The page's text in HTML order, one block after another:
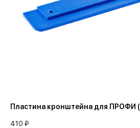
Пластина кронштейна для ПРОФИ
410 ₽